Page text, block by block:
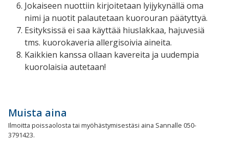
Jokaiseen nuottiin kirjoitetaan lyijykynällä oma
nimi ja nuotit palautetaan kuorouran päätyttyä.
Esityksissä ei saa käyttää hiuslakkaa, hajuvesiä
tms. kuorokaveria allergisoivia aineita.
Kaikkien kanssa ollaan kavereita ja uudempia
kuorolaisia autetaan!
Muista aina
Ilmoitta poissaolosta tai myöhästymisestäsi aina Sannalle 050-
3791423.